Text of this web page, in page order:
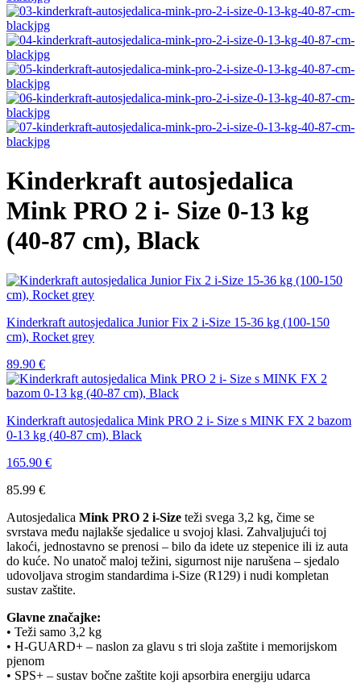
Kinderkraft autosjedalica
Mink PRO 2 i- Size 0-13 kg
(40-87 cm), Black
Kinderkraft autosjedalica Junior Fix 2 i-Size 15-36 kg (100-150
cm), Rocket grey
89.90 €
Kinderkraft autosjedalica Mink PRO 2 i- Size s MINK FX 2 bazom
0-13 kg (40-87 cm), Black
165.90 €
85.99 €
Autosjedalica Mink PRO 2 i-Size teži svega 3,2 kg, čime se
svrstava među najlakše sjedalice u svojoj klasi. Zahvaljujući toj
lakoći, jednostavno se prenosi – bilo da idete uz stepenice ili iz auta
do kuće. No unatoč maloj težini, sigurnost nije narušena – sjedalo
udovoljava strogim standardima i-Size (R129) i nudi kompletan
sustav zaštite.
Glavne značajke:
• Teži samo 3,2 kg
• H-GUARD+ – naslon za glavu s tri sloja zaštite i memorijskom
pjenom
• SPS+ – sustav bočne zaštite koji apsorbira energiju udarca